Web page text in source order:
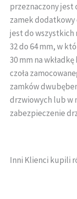
przeznaczony jest
zamek dodatkowy
jest do wszystkich
32 do 64 mm, w
30 mm na
czoła
zamków
drzwiowych lub w
zabezpieczenie
Inni Klienci kupili